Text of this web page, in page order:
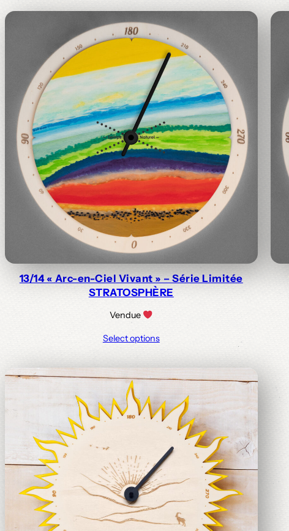
13/14 « Arc-en-Ciel Vivant » – Série Limitée
STRATOSPHÈRE
Vendue
Select options